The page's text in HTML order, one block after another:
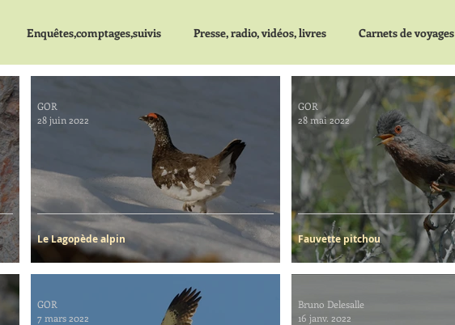
Enquêtes,comptages,suivis Presse, radio, vidéos, livres Carnets de voyages
Le Lagopède alpin
GOR
28 juin 2022
Fauvette pitchou
GOR
28 mai 2022
GOR
7 mars 2022
Bruno Delesalle
16 janv. 2022